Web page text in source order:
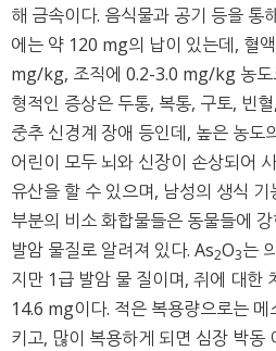
해 금속이다. 음식물과 공기 등을 통
에는 약 120 mg의 납이 있는데, 혈
mg/kg, 조직에 0.2-3.0 mg/kg 농도
형적인 증상은 두통, 복통, 구토, 빈
중추 신경계 장애 등인데, 높은 농도
어린이 모두 뇌와 신장이 손상되어
유산을 할 수 있으며, 남성의 생식
부분의 비소 화합물들은 동물들에
발암 물질로 알려져 있다. As2O3는
지만 1급 발암 물 질이며, 쥐에 대한
14.6 mg이다. 적은 복용량으로는
키고, 많이 복용하게 되면 심장 박동